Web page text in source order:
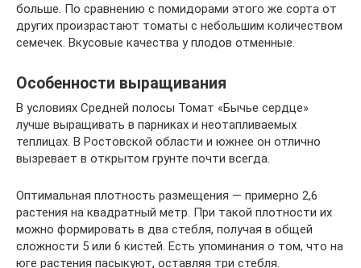
больше. По сравнению с помидорами этого же сорта от
других произрастают томаты с небольшим количеством
семечек. Вкусовые качества у плодов отменные.
Особенности выращивания
В условиях Средней полосы Томат «Бычье сердце»
лучше выращивать в парниках и неотапливаемых
теплицах. В Ростовской области и южнее он отлично
вызревает в открытом грунте почти всегда.
Оптимальная плотность размещения — примерно 2,6
растения на квадратный метр. При такой плотности их
можно формировать в два стебля, получая в общей
сложности 5 или 6 кистей. Есть упоминания о том, что на
юге растения пасыкуют, оставляя три стебля.